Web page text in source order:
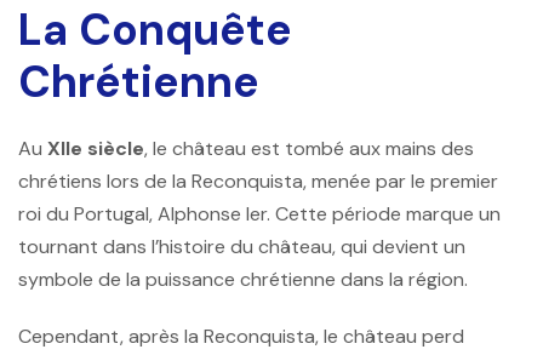
La Conquête
Chrétienne
Au XIIe siècle, le château est tombé aux mains des
chrétiens lors de la Reconquista, menée par le premier
roi du Portugal, Alphonse Ier. Cette période marque un
tournant dans l’histoire du château, qui devient un
symbole de la puissance chrétienne dans la région.
Cependant, après la Reconquista, le château perd